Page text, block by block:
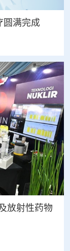
圆满完成
放射性药物